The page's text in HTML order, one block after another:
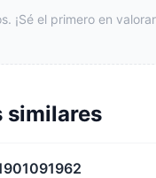
¡Sé el primero en
similares